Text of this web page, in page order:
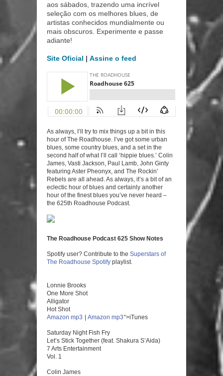
aos sábados, trazendo uma incrível
seleção com os melhores blues, de
artistas conhecidos mundialmente ou
mais obscuros. Experimente e passe
adiante!
Site Oficial | Assine o feed
As always, I’ll try to mix things up a bit in this
hour of The Roadhouse. I’ve got some urban
blues, some country blues, and a set in the
second half of what I’ll call ‘hippie blues.’ Colin
James, Vasti Jackson, Paul Lamb, John Ginty
featuring Aster Pheonyx, and The Rockin’
Rebels are all ahead. As always, it’s a bit of an
eclectic hour of blues and certainly another
hour of the finest blues you’ve never heard –
the 625th Roadhouse Podcast.
The Roadhouse Podcast 625 Show Notes
Spotify user? Contribute to the Superstars of
The Roadhouse Spotify playlist.
Lonnie Brooks
One More Shot
Alligator
Hot Shot
Amazon mp3
Amazon mp3“>iTunes
Saturday Night Fish Fry
Let’s Stick Together (feat. Shakura S’Aida)
7 Arts Entertainment
Vol. 1
Colin James